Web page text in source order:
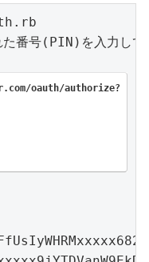
た番号(PIN)を入力し
oauth/